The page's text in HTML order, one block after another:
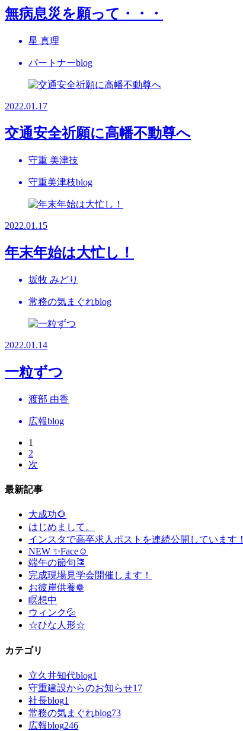
無病息災を願って・・・
星 真理
パートナーblog
2022.01.17
交通安全祈願に高幡不動尊へ
守重 美津技
守重美津枝blog
2022.01.15
年末年始は大忙し！
坂牧 みどり
常務の気まぐれblog
2022.01.14
一粒ずつ
渡部 由香
広報blog
1
2
次
最新記事
大成功🌻
はじめまして。
インスタで高卒求人ポストを連続公開しています！
NEW ✨Face☺
端午の節句🎏
完成現場見学会開催します！
お彼岸供養❁
瞑想中
ウィンク💦
☆ひな人形☆
カテゴリ
立久井知代blog1
守重建設からのお知らせ17
社長blog1
常務の気まぐれblog73
広報blog246